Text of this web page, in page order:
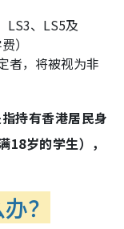
LS3、LS5及
）
者，将被视为非
持有香港居民身
岁的学生），
？